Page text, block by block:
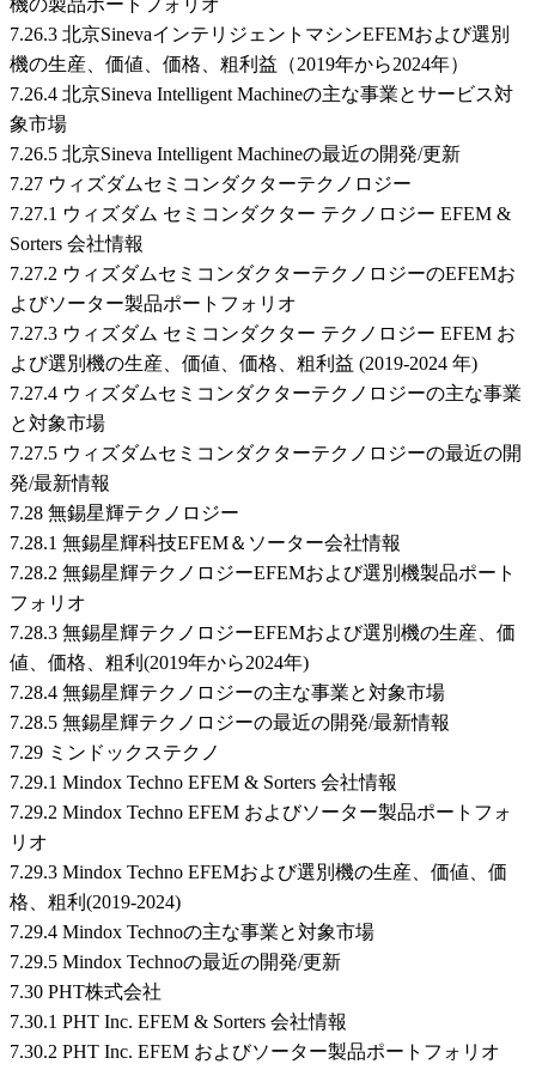
機の製品ポートフォリオ
7.26.3 北京SinevaインテリジェントマシンEFEMおよび選別
機の生産、価値、価格、粗利益（2019年から2024年）
7.26.4 北京Sineva Intelligent Machineの主な事業とサービス対
象市場
7.26.5 北京Sineva Intelligent Machineの最近の開発/更新
7.27 ウィズダムセミコンダクターテクノロジー
7.27.1 ウィズダム セミコンダクター テクノロジー EFEM &
Sorters 会社情報
7.27.2 ウィズダムセミコンダクターテクノロジーのEFEMお
よびソーター製品ポートフォリオ
7.27.3 ウィズダム セミコンダクター テクノロジー EFEM お
よび選別機の生産、価値、価格、粗利益 (2019-2024 年)
7.27.4 ウィズダムセミコンダクターテクノロジーの主な事業
と対象市場
7.27.5 ウィズダムセミコンダクターテクノロジーの最近の開
発/最新情報
7.28 無錫星輝テクノロジー
7.28.1 無錫星輝科技EFEM＆ソーター会社情報
7.28.2 無錫星輝テクノロジーEFEMおよび選別機製品ポート
フォリオ
7.28.3 無錫星輝テクノロジーEFEMおよび選別機の生産、価
値、価格、粗利(2019年から2024年)
7.28.4 無錫星輝テクノロジーの主な事業と対象市場
7.28.5 無錫星輝テクノロジーの最近の開発/最新情報
7.29 ミンドックステクノ
7.29.1 Mindox Techno EFEM & Sorters 会社情報
7.29.2 Mindox Techno EFEM およびソーター製品ポートフォ
リオ
7.29.3 Mindox Techno EFEMおよび選別機の生産、価値、価
格、粗利(2019-2024)
7.29.4 Mindox Technoの主な事業と対象市場
7.29.5 Mindox Technoの最近の開発/更新
7.30 PHT株式会社
7.30.1 PHT Inc. EFEM & Sorters 会社情報
7.30.2 PHT Inc. EFEM およびソーター製品ポートフォリオ